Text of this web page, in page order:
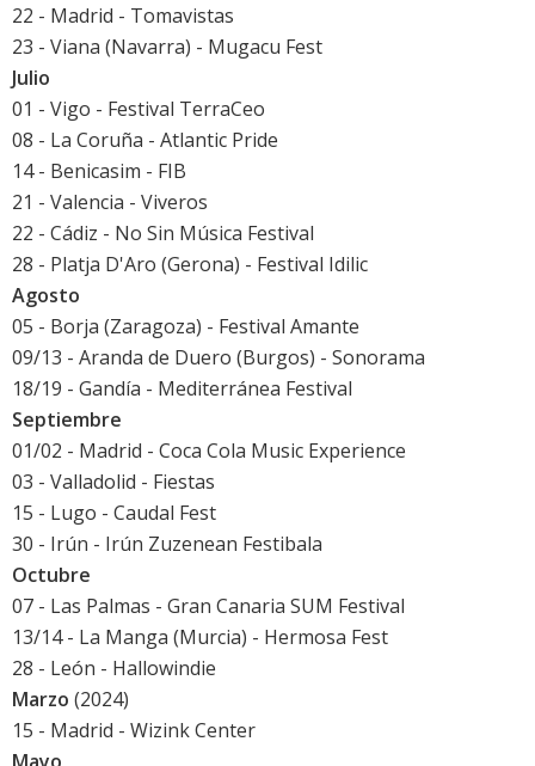
22 - Madrid - Tomavistas
23 - Viana (Navarra) - Mugacu Fest
Julio
01 - Vigo - Festival TerraCeo
08 - La Coruña - Atlantic Pride
14 - Benicasim - FIB
21 - Valencia - Viveros
22 - Cádiz - No Sin Música Festival
28 - Platja D'Aro (Gerona) - Festival Idilic
Agosto
05 - Borja (Zaragoza) - Festival Amante
09/13 - Aranda de Duero (Burgos) - Sonorama
18/19 - Gandía - Mediterránea Festival
Septiembre
01/02 - Madrid - Coca Cola Music Experience
03 - Valladolid - Fiestas
15 - Lugo - Caudal Fest
30 - Irún - Irún Zuzenean Festibala
Octubre
07 - Las Palmas - Gran Canaria SUM Festival
13/14 - La Manga (Murcia) - Hermosa Fest
28 - León - Hallowindie
Marzo (2024)
15 - Madrid - Wizink Center